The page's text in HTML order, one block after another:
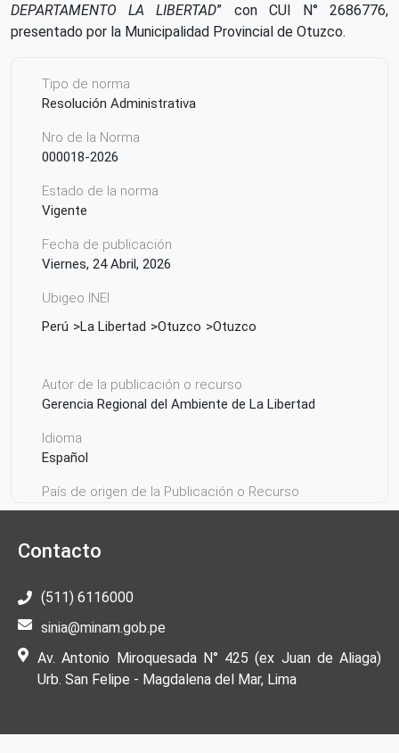
DEPARTAMENTO LA LIBERTAD” con CUI N° 2686776,
presentado por la Municipalidad Provincial de Otuzco.
Tipo de norma
Resolución Administrativa
Nro de la Norma
000018-2026
Estado de la norma
Vigente
Fecha de publicación
Viernes, 24 Abril, 2026
Ubigeo INEI
Perú
La Libertad Otuzco Otuzco
Autor de la publicación o recurso
Gerencia Regional del Ambiente de La Libertad
Idioma
Español
País de origen de la Publicación o Recurso
Perú
Contacto
(511) 6116000
sinia@minam.gob.pe
Av. Antonio Miroquesada N° 425 (ex Juan de Aliaga)
Urb. San Felipe - Magdalena del Mar, Lima